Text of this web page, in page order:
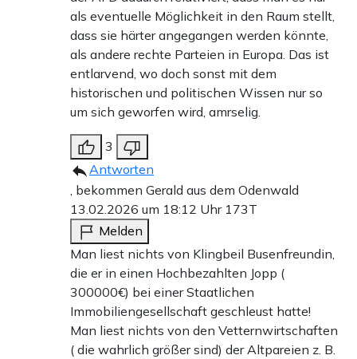
als eventuelle Möglichkeit in den Raum stellt,
dass sie härter angegangen werden könnte,
als andere rechte Parteien in Europa. Das ist
entlarvend, wo doch sonst mit dem
historischen und politischen Wissen nur so
um sich geworfen wird, amrselig.
3
Antworten
, bekommen Gerald aus dem Odenwald
13.02.2026 um 18:12 Uhr 173T
Melden
Man liest nichts von Klingbeil Busenfreundin,
die er in einen Hochbezahlten Jopp (
300000€) bei einer Staatlichen
Immobiliengesellschaft geschleust hatte!
Man liest nichts von den Vetternwirtschaften
( die wahrlich größer sind) der Altpareien z. B.